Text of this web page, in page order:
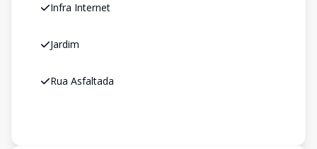
Infra Internet
Jardim
Rua Asfaltada